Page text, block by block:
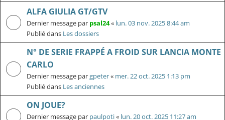
ALFA GIULIA GT/GTV
Dernier message par psal24« lun. 03 nov. 2025 8:44 am
Publié dans Les dossiers
N° DE SERIE FRAPPÉ A FROID SUR LANCIA MONTE
CARLO
Dernier message pargpeter« mer. 22 oct. 2025 1:13 pm
Publié dans Les anciennes
ON JOUE?
Dernier message par paulpoti« lun. 20 oct. 2025 11:27 am